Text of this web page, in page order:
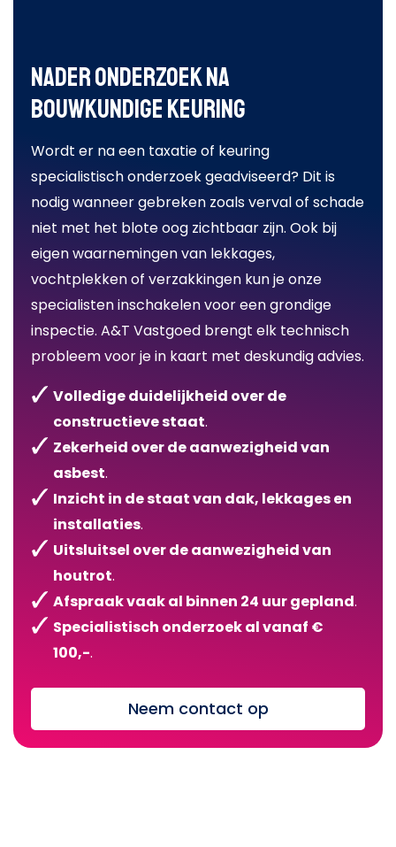
Nader onderzoek na
bouwkundige keuring
Wordt er na een taxatie of keuring
specialistisch onderzoek geadviseerd? Dit is
nodig wanneer gebreken zoals verval of schade
niet met het blote oog zichtbaar zijn. Ook bij
eigen waarnemingen van lekkages,
vochtplekken of verzakkingen kun je onze
specialisten inschakelen voor een grondige
inspectie. A&T Vastgoed brengt elk technisch
probleem voor je in kaart met deskundig advies.
Volledige duidelijkheid over de
constructieve staat.
Zekerheid over de aanwezigheid van
asbest.
Inzicht in de staat van dak, lekkages en
installaties.
Uitsluitsel over de aanwezigheid van
houtrot.
Afspraak vaak al binnen 24 uur gepland.
Specialistisch onderzoek al vanaf €
100,-.
Neem contact op